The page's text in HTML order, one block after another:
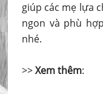
giúp các mẹ lựa
ngon và phù
nhé.
>>Xem thêm: